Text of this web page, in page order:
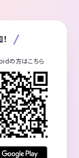
の方はこちら